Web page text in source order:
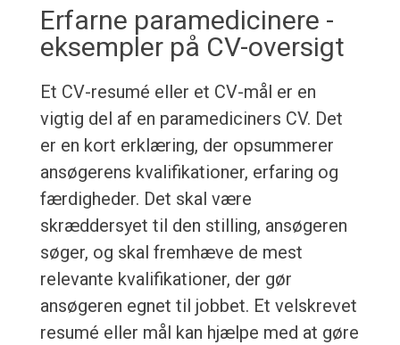
Erfarne paramedicinere -
eksempler på CV-oversigt
Et CV-resumé eller et CV-mål er en
vigtig del af en paramediciners CV. Det
er en kort erklæring, der opsummerer
ansøgerens kvalifikationer, erfaring og
færdigheder. Det skal være
skræddersyet til den stilling, ansøgeren
søger, og skal fremhæve de mest
relevante kvalifikationer, der gør
ansøgeren egnet til jobbet. Et velskrevet
resumé eller mål kan hjælpe med at gøre